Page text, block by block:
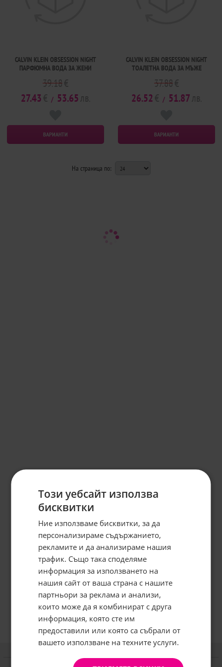
CALVIN KLEIN OBSESSION NIGHT
ПАРФЮМНА ВОДА ЗА ЖЕНИ
39.18
27.43
/ 53.65
ВАРИАНТИ
CALVIN KLEIN OBSESSION NIGHT
ТОАЛЕТНА ВОДА ЗА МЪЖЕ
37.88
26.52
/ 51.87
ВАРИАНТИ
На страница по:
Информация
Този уебсайт използва
бисквитки
Ние използваме бисквитки, за да
персонализираме съдържанието,
рекламите и да анализираме нашия
трафик. Също така споделяме
информация за използването на
нашия сайт от ваша страна с нашите
партньори за реклама и анализи,
които може да я комбинират с друга
информация, която сте им
предоставили или която са събрали от
вашето използване на техните услуги.
Абонирайте се за бюлетина и
грабнете-5%отстъпка!
АБОНИРАНЕ
Не, благодаря